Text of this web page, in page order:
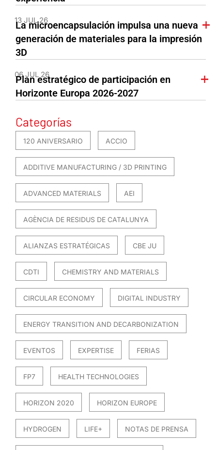
13 JUL 26
La microencapsulación impulsa una nueva
generación de materiales para la impresión
3D
06 JUL 26
Plan estratégico de participación en
Horizonte Europa 2026-2027
Categorías
120 ANIVERSARIO ACCIO
ADDITIVE MANUFACTURING / 3D PRINTING
ADVANCED MATERIALS AEI
AGÈNCIA DE RESIDUS DE CATALUNYA
ALIANZAS ESTRATÉGICAS CBE JU
CDTI CHEMISTRY AND MATERIALS
CIRCULAR ECONOMY DIGITAL INDUSTRY
ENERGY TRANSITION AND DECARBONIZATION
EVENTOS EXPERTISE FERIAS
FP7 HEALTH TECHNOLOGIES
HORIZON 2020 HORIZON EUROPE
HYDROGEN LIFE+ NOTAS DE PRENSA